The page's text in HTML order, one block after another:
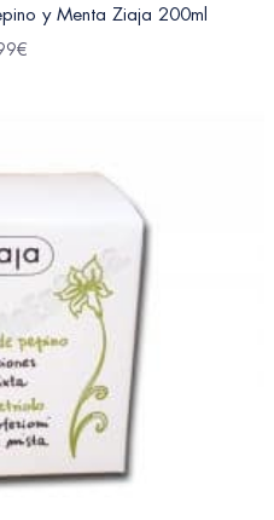
y Menta Ziaja 200ml
€